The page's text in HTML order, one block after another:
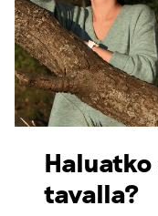
tavalla?